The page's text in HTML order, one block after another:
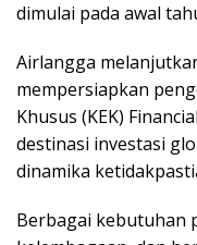
dimulai pada awal
Airlangga
mempersiapkan
Khusus (KEK)
destinasi investasi
dinamika
Berbagai kebutuhan